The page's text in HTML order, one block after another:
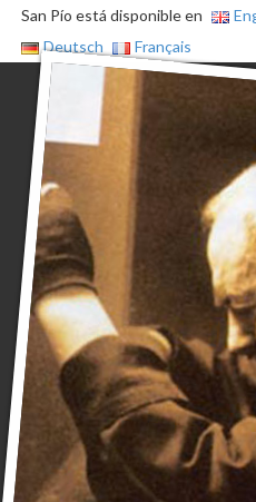
San Pío está disponible en
Deutsch
Français